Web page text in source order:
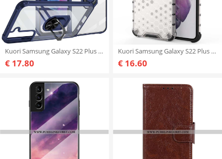
Kuori Samsung Galaxy S22 Plus 5G Läpinäkyvä Rengastuella
€ 17.80
Kuori Samsung Galaxy S22 Plus 5G Hunajakenno Tyyli
€ 16.60